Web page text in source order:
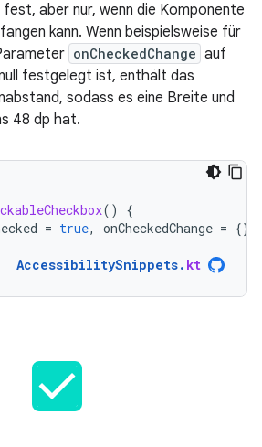
aber nur, wenn die Komponente
kann. Wenn beispielsweise für
onCheckedChange auf
festgelegt ist, enthält das
sodass es eine Breite und
48 dp hat.
()
{
= true, onCheckedChange = {})
AccessibilitySnippets. kt